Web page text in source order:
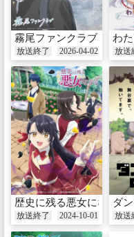
霧尾ファンクラブ
放送終了 2026-04-02
わ
放送
歴史に残る悪女になるぞ
放送終了 2024-10-01
ダ
放送